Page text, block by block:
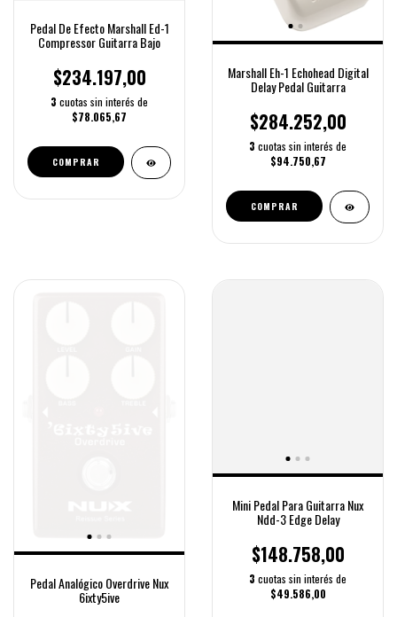
Pedal De Efecto Marshall Ed-1
Compressor Guitarra Bajo
$234.197,00
3 cuotas sin interés de
$78.065,67
Marshall Eh-1 Echohead Digital
Delay Pedal Guitarra
$284.252,00
3 cuotas sin interés de
$94.750,67
COMPRAR
Pedal Analógico Overdrive Nux
6ixty5ive
Mini Pedal Para Guitarra Nux
Ndd-3 Edge Delay
$148.758,00
3 cuotas sin interés de
$49.586,00